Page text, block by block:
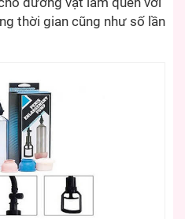
dương vật làm quen với
thời gian cũng như số lần